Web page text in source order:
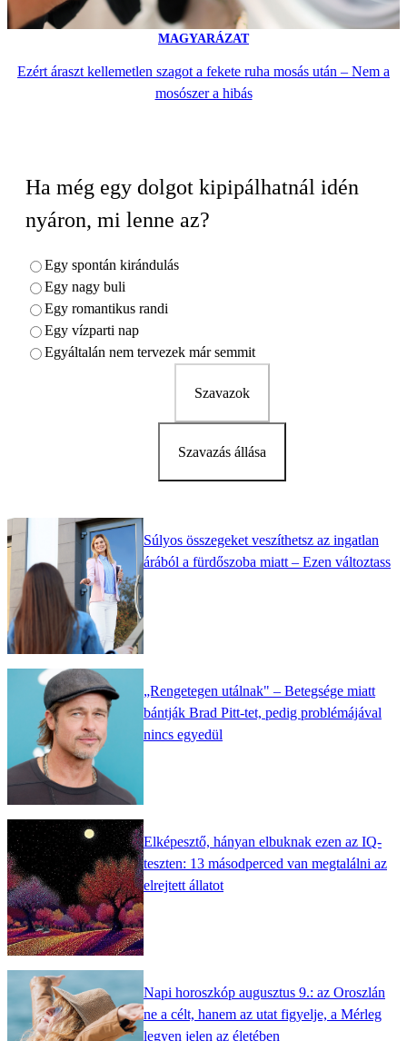
MAGYARÁZAT
Ezért áraszt kellemetlen szagot a fekete ruha mosás után – Nem a
mosószer a hibás
Ha még egy dolgot kipipálhatnál idén
nyáron, mi lenne az?
Egy spontán kirándulás
Egy nagy buli
Egy romantikus randi
Egy vízparti nap
Egyáltalán nem tervezek már semmit
Szavazok
Szavazás állása
Súlyos összegeket veszíthetsz az ingatlan
árából a fürdőszoba miatt – Ezen változtass
„Rengetegen utálnak" – Betegsége miatt
bántják Brad Pitt-tet, pedig problémájával
nincs egyedül
Elképesztő, hányan elbuknak ezen az IQ-
teszten: 13 másodperced van megtalálni az
elrejtett állatot
Napi horoszkóp augusztus 9.: az Oroszlán
ne a célt, hanem az utat figyelje, a Mérleg
legyen jelen az életében